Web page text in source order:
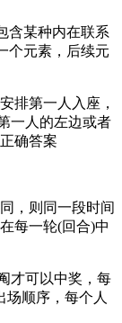
含某种内在联系
个元素，后续元
排第一人入座，
一人的左边或者
确答案
，则同一段时间
每一轮(回合)中
才可以中奖，每
场顺序，每个人